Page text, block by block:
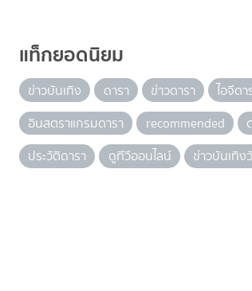
แท็กยอดนิยม
ข่าวบันเทิง ดารา ข่าวดารา
ไอจีดา
อินสตราแกรมดารา
recommended
ประวัติดารา
ดูทีวีออนไลน์ ข่าวบันเทิง